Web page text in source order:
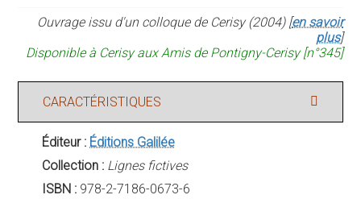
Ouvrage issu d'un colloque de Cerisy (2004) [en savoir
plus]
Disponible à Cerisy aux Amis de Pontigny-Cerisy [n°345]
CARACTÉRISTIQUES
Éditeur : Éditions Galilée
Collection : Lignes fictives
ISBN : 978-2-7186-0673-6